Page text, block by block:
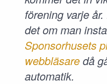
förening varje
det om man
Sponsorhusets
webbläsaredå
automatik.